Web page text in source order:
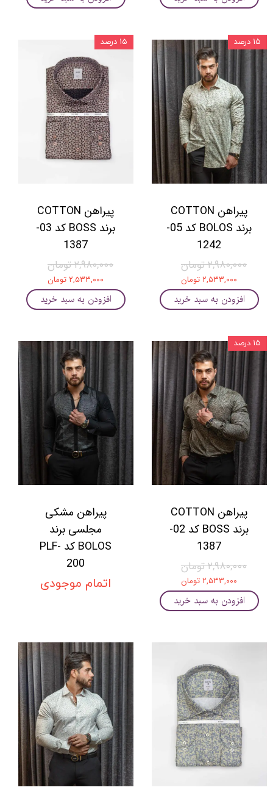
پیراهن COTTON
برند BOLOS کد 05-
1242
۲,۹۸۰,۰۰۰ تومان
۲,۵۳۳,۰۰۰ تومان
افزودن به سبد خرید
۱۵ درصد
پیراهن COTTON
برند BOSS کد 03-
1387
۲,۹۸۰,۰۰۰ تومان
۲,۵۳۳,۰۰۰ تومان
افزودن به سبد خرید
۱۵ درصد
پیراهن COTTON
برند BOSS کد 02-
1387
۲,۹۸۰,۰۰۰ تومان
۲,۵۳۳,۰۰۰ تومان
افزودن به سبد خرید
۱۵ درصد
پیراهن مشکی
مجلسی برند
BOLOS کد PLF-
200
اتمام موجودی